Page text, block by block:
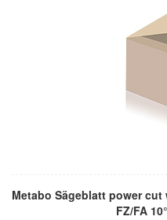
Metabo Sägeblatt power
FZ/FA